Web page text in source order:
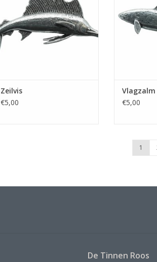
Zeilvis
€5,00
Vlagzalm
€5,00
1
De Tinnen Roos